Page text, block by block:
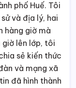
phố Huế. Tôi
và địa lý, hai
hàng giờ mà
lên lớp, tôi
sẻ kiến thức
và mạng xã
đã hình thành